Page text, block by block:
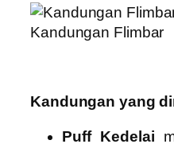
Kandungan Flimbar
Kandungan yang
Puff Kedelai